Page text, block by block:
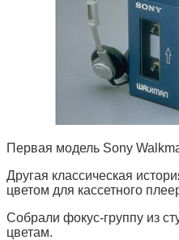
Первая модель Sony
Другая классическая
цветом для кассетного
Собрали фокус-группу из
цветам.